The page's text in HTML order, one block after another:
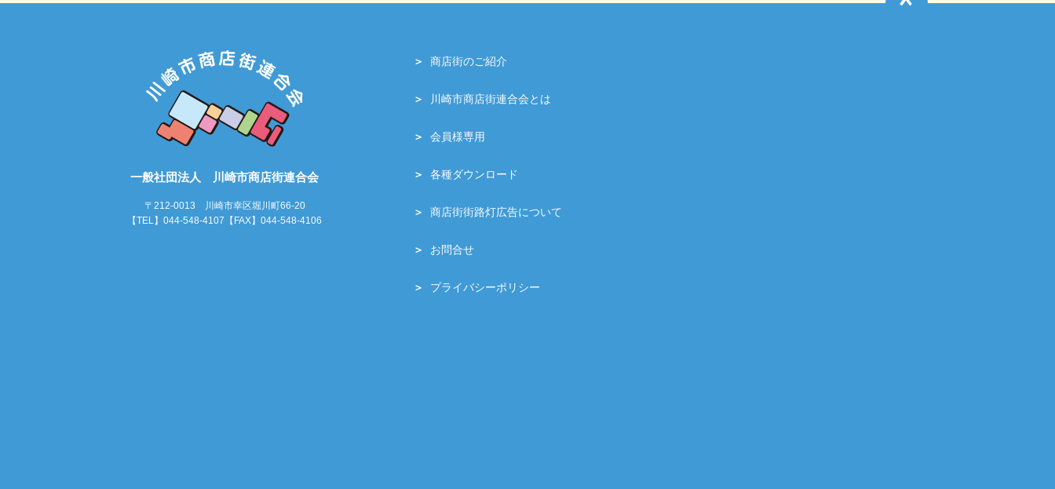
一般社団法人 川崎市商店街連合会
〒212-0013 川崎市幸区堀川町66-20
【TEL】044-548-4107【FAX】044-548-4106
商店街のご紹介
川崎市商店街連合会とは
会員様専用
各種ダウンロード
商店街街路灯広告について
お問合せ
プライバシーポリシー